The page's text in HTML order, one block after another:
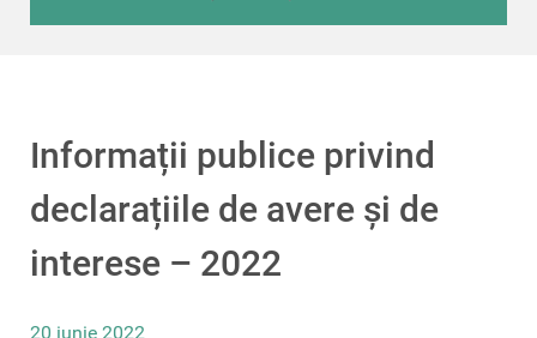
Informații publice privind
declarațiile de avere și de
interese – 2022
20 iunie 2022